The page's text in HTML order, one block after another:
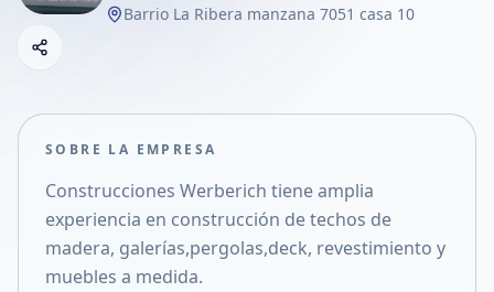
Barrio La Ribera manzana 7051 casa 10
Compartir empresa
Compartir en X
SOBRE LA EMPRESA
Construcciones Werberich tiene amplia
experiencia en construcción de techos de
madera, galerías,pergolas,deck, revestimiento y
muebles a medida.